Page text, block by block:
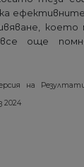
което
все още
на
2024